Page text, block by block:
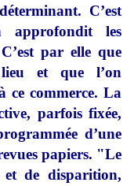
C’est
approfondit les
par elle que
et que l’on
ce commerce. La
parfois fixée,
d’une
papiers. "Le
de disparition,